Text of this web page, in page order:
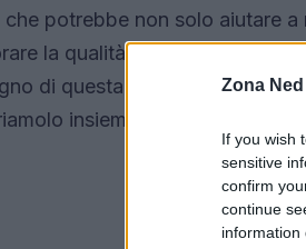
Zona Ned
If you wish
sensitive
confirm
continue
information
che potrebbe non solo aiutare
la qualità della vita degli
di questa dieta? E in che
insieme.